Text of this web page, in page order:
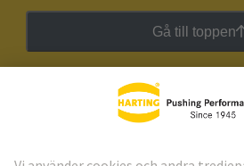
Gå till toppen
HARTING:s nyhetsbrev